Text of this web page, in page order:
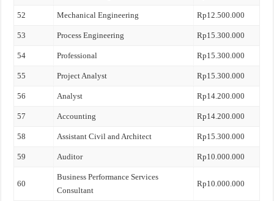
52 Mechanical Engineering Rp12.500.000
53 Process Engineering Rp15.300.000
54 Professional Rp15.300.000
55 Project Analyst Rp15.300.000
56 Analyst Rp14.200.000
57 Accounting Rp14.200.000
58 Assistant Civil and Architect Rp15.300.000
59 Auditor Rp10.000.000
60
Business Performance Services
Consultant
Rp10.000.000